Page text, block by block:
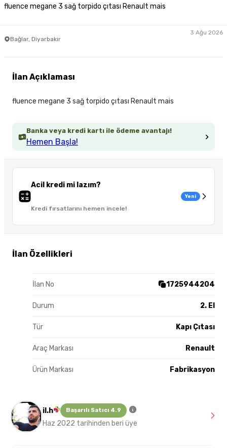
fluence megane 3 sağ torpido çıtası Renault mais
Bağlar, Diyarbakır
3 Ağu 2026
Banka veya kredi kartı ile ödeme avantajı!
Hemen Başla!
Acil kredi mi lazım?
Kredi fırsatlarını hemen incele!
Yeni
İlan Özellikleri
İlan No 1725944204
Durum 2. El
Tür Kapı Çıtası
Araç Markası Renault
Ürün Markası Fabrikasyon
İlan Açıklaması
fluence megane 3 sağ torpido çıtası Renault mais
il.h Başarılı Satıcı 4.9
Haz 2022 tarihinden beri üye